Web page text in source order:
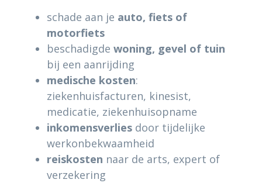
schade aan je auto, fiets of
motorfiets
beschadigde woning, gevel of tuin
bij een aanrijding
medische kosten:
ziekenhuisfacturen, kinesist,
medicatie, ziekenhuisopname
inkomensverlies door tijdelijke
werkonbekwaamheid
reiskosten naar de arts, expert of
verzekering